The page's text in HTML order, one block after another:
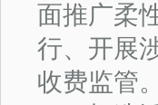
面推广柔
行、开展
收费监管。